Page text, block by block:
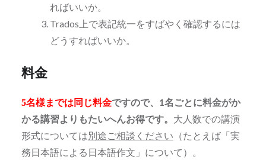
ればいいか。
Trados上で表記統一をすばやく確認するには
どうすればいいか。
料金
5名様までは同じ料金ですので、1名ごとに料金がか
かる講習よりもたいへんお得です。 大人数での講演
形式については別途ご相談ください （たとえば「実
務日本語による日本語作文」について）。